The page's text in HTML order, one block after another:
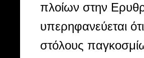
πλοίων στην
υπερηφανεύεται
στόλους